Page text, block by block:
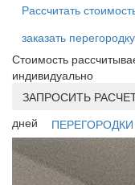
Рассчитать
заказать
Стоимость
индивидуально
ЗАПРОСИТЬ
дней
ПЕРЕГОРОДКИ